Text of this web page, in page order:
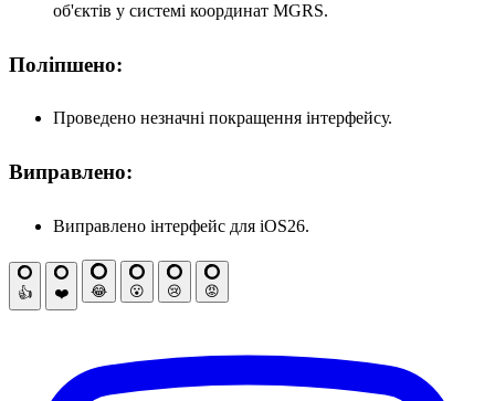
об'єктів у системі координат MGRS.
Поліпшено:
Проведено незначні покращення інтерфейсу.
Виправлено:
Виправлено інтерфейс для iOS26.
👍 ❤️ 😂 😮 😢 😡